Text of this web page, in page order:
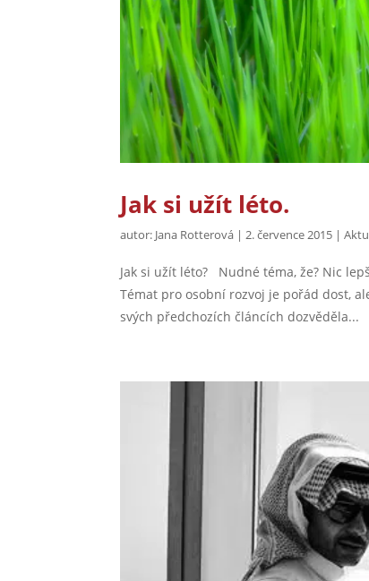
Jak si užít léto.
autor: Jana Rotterová |2. července 2015 |
Jak si užít léto? Nudné téma, že? Nic
Témat pro osobní rozvoj je pořád dost,
svých předchozích článcích dozvěděla...